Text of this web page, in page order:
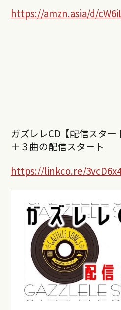
https://amzn.asia/d/
ガズレレCD【配信スタ
＋３曲の配信スタート
https://linkco.re/